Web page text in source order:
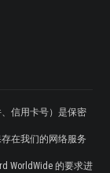
信用卡号）是保密
在我们的网络服务
WorldWide 的要求进